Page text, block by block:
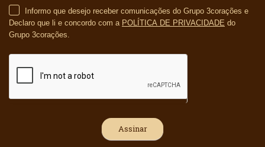
Declaro que li e concordo com a POLÍTICA DE PRIVACIDADE do
Grupo 3corações.